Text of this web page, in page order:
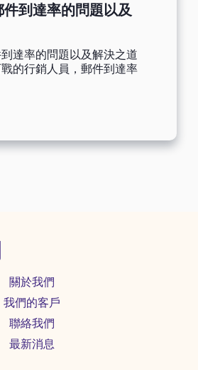
到達率的問題以及
達率的問題以及解決之道
的行銷人員，郵件到達率
訂戶的收件匣，一想到這
件到達率，也就是行銷郵件
竟要投入收件匣或丟進垃
味著，想要提高郵件到達
件服務供應商都有其垃圾郵
一種阻擋垃圾郵件的機
都需通過供應商的過濾器，
盡所能避開垃圾郵件過濾器
是，只要您遵循郵件行銷的
可說服垃圾郵件過濾器，判
關於我們
我們的客戶
聯絡我們
最新消息